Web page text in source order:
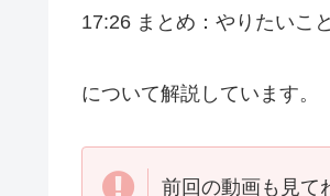
17:26 まとめ：やりたいこ
について解説しています。
前回の動画も見て